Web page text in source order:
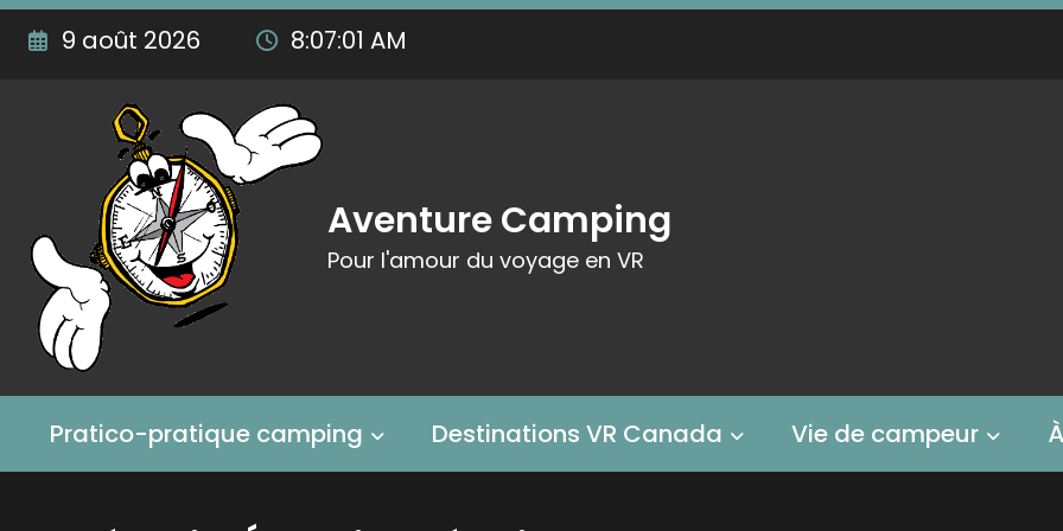
Aller
9 août 2026 8:07:02 AM
Aventure Camping
Pour l'amour du voyage en VR
Pratico-pratique camping Destinations VR Canada Vie de campeur